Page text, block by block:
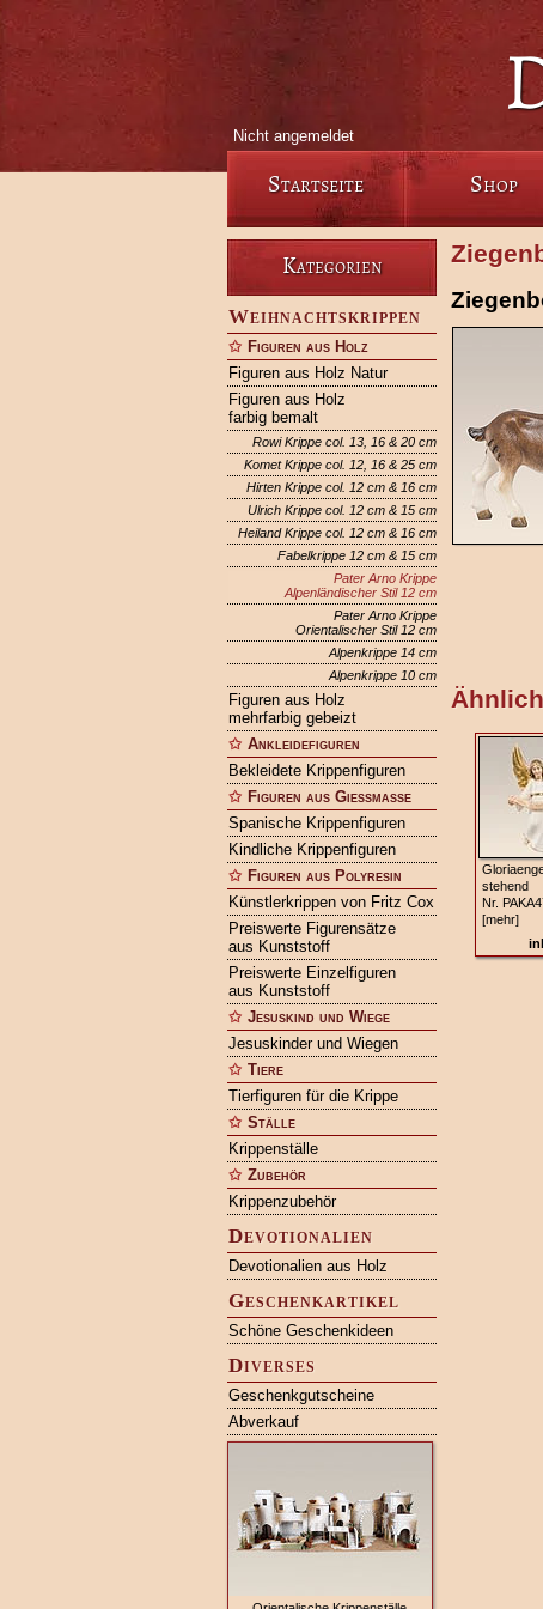
Nicht angemeldet
Startseite Shop
Kategorien
Weihnachtskrippen
Figuren aus Holz
Figuren aus Holz Natur
Figuren aus Holz
farbig bemalt
Rowi Krippe col. 13, 16 & 20 cm
Komet Krippe col. 12, 16 & 25 cm
Hirten Krippe col. 12 cm & 16 cm
Ulrich Krippe col. 12 cm & 15 cm
Heiland Krippe col. 12 cm & 16 cm
Fabelkrippe 12 cm & 15 cm
Pater Arno Krippe
Alpenländischer Stil 12 cm
Pater Arno Krippe
Orientalischer Stil 12 cm
Alpenkrippe 14 cm
Alpenkrippe 10 cm
Figuren aus Holz
mehrfarbig gebeizt
Ankleidefiguren
Bekleidete Krippenfiguren
Figuren aus Gießmasse
Spanische Krippenfiguren
Kindliche Krippenfiguren
Figuren aus Polyresin
Künstlerkrippen von Fritz Cox
Preiswerte Figurensätze
aus Kunststoff
Preiswerte Einzelfiguren
aus Kunststoff
Jesuskind und Wiege
Jesuskinder und Wiegen
Tiere
Tierfiguren für die Krippe
Ställe
Krippenställe
Zubehör
Krippenzubehör
Devotionalien
Devotionalien aus Holz
Geschenkartikel
Schöne Geschenkideen
Diverses
Geschenkgutscheine
Abverkauf
stehend
Nr.
[mehr]